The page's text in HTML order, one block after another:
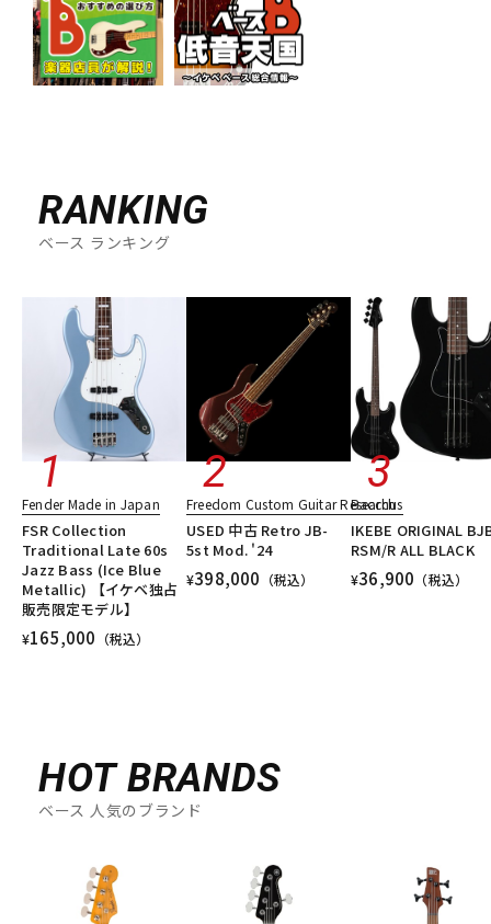
管楽器
アンプ
DTM オンライン納品
配信/ライブ機器 楽器アクセサリ
中古 ヴィンテージ
RANKING
ベース ランキング
Fender Made in Japan
FSR Collection
Traditional Late 60s
Jazz Bass (Ice Blue
Metallic) 【イケベ独占
販売限定モデル】
¥165,000 （税込）
Freedom Custom Guitar Research
USED 中古 Retro JB-
5st Mod. '24
¥398,000 （税込）
Bacchus
IKEBE ORIGINAL
RSM/R ALL BLACK
¥36,900 （税込）
HOT BRANDS
ベース 人気のブランド